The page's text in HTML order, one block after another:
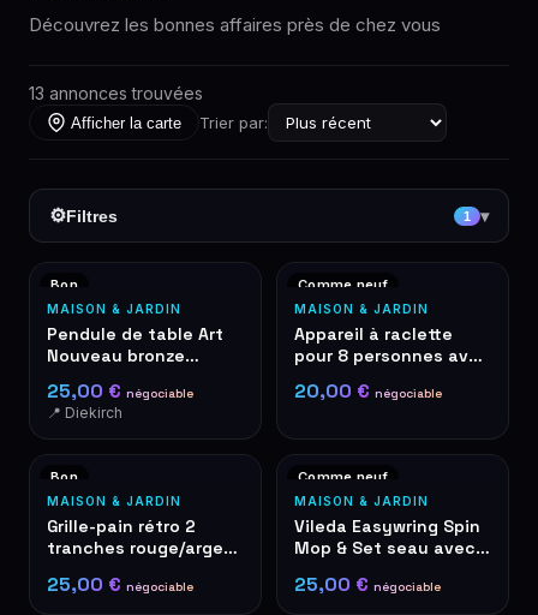
Découvrez les bonnes affaires près de chez vous
13 annonces trouvées
Afficher la carte Trier par:
⚙Filtres 1 ▾
Bon
MAISON & JARDIN
Pendule de table Art
Nouveau bronze
décoratives
25,00 € négociable
📍 Diekirch
Comme neuf
MAISON & JARDIN
Appareil à raclette
pour 8 personnes avec
20,00 € négociable
Bon
MAISON & JARDIN
Grille-pain rétro 2
tranches rouge/argent
25,00 € négociable
Comme neuf
MAISON & JARDIN
Vileda Easywring Spin
Mop & Set seau avec
25,00 € négociable